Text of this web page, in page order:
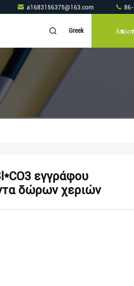
a1683156375@163.com
Greek
εγγράφου
δώρων χεριών